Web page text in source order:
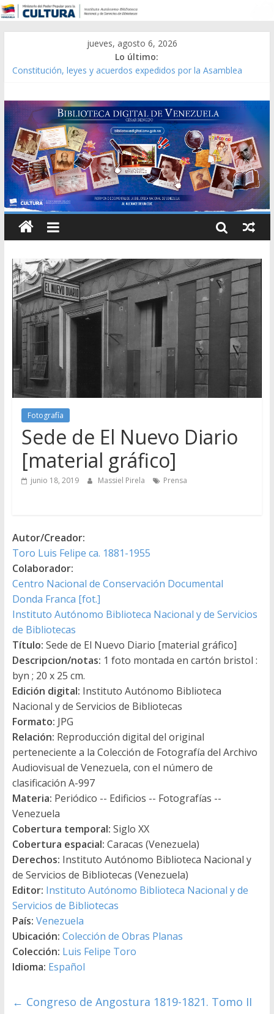
jueves, agosto 6, 2026
Lo último:
Constitución, leyes y acuerdos expedidos por la Asamblea
Modesta Bor Sánchez [material gráfico]
Gaceta Oficial de la República de Venezuela año CXXXIII Mes V,
Caracas 09 de marzo de 2006 N° 38.394
Catálogo temático de obras de Modesta Bor
Fotografía
Sede de El Nuevo Diario
[material gráfico]
junio 18, 2019 Massiel Pirela Prensa
Autor/Creador:
Toro Luis Felipe ca. 1881-1955
Colaborador:
Centro Nacional de Conservación Documental
Donda Franca [fot.]
Instituto Autónomo Biblioteca Nacional y de Servicios
de Bibliotecas
Título: Sede de El Nuevo Diario [material gráfico]
Descripcion/notas: 1 foto montada en cartón bristol :
byn ; 20 x 25 cm.
Edición digital: Instituto Autónomo Biblioteca
Nacional y de Servicios de Bibliotecas
Formato: JPG
Relación: Reproducción digital del original
perteneciente a la Colección de Fotografía del Archivo
Audiovisual de Venezuela, con el número de
clasificación A-997
Materia: Periódico -- Edificios -- Fotografías --
Venezuela
Cobertura temporal: Siglo XX
Cobertura espacial: Caracas (Venezuela)
Derechos: Instituto Autónomo Biblioteca Nacional y
de Servicios de Bibliotecas (Venezuela)
Editor: Instituto Autónomo Biblioteca Nacional y de
Servicios de Bibliotecas
País: Venezuela
Ubicación: Colección de Obras Planas
Colección: Luis Felipe Toro
Idioma: Español
← Congreso de Angostura 1819-1821. Tomo II